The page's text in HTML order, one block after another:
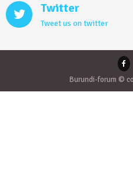
Twitter
Tweet us on twitter
Burundi-forum ©